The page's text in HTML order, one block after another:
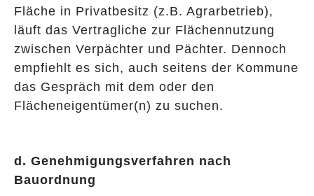
Fläche in Privatbesitz (z.B. Agrarbetrieb),
läuft das Vertragliche zur Flächennutzung
zwischen Verpächter und Pächter. Dennoch
empfiehlt es sich, auch seitens der Kommune
das Gespräch mit dem oder den
Flächeneigentümer(n) zu suchen.
d. Genehmigungsverfahren nach
Bauordnung